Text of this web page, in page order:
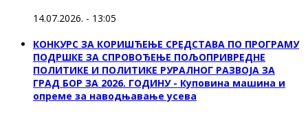
14.07.2026. - 13:05
КОНКУРС ЗА КОРИШЋЕЊЕ СРЕДСТАВА ПО ПРОГРАМУ
ПОДРШКЕ ЗА СПРОВОЂЕЊЕ ПОЉОПРИВРЕДНЕ
ПОЛИТИКЕ И ПОЛИТИКЕ РУРАЛНОГ РАЗВОЈА ЗА
ГРАД БОР ЗА 2026. ГОДИНУ - Куповина машина и
опреме за наводњавање усева